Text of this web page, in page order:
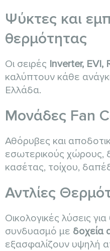
Ψύκτες και
θερμότητας
Οι σειρές Inverter, EVI,
καλύπτουν κάθε
Ελλάδα.
Μονάδες Fan
Αθόρυβες και
εσωτερικούς χώρους,
κασέτας, τοίχου,
Αντλίες
Οικολογικές λύσεις
συνδυασμό με δοχεία
εξασφαλίζουν υψηλή